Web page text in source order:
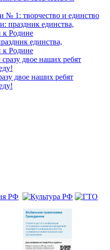
№ 1: творчество и единство
единства,
к Родине
двое наших ребят